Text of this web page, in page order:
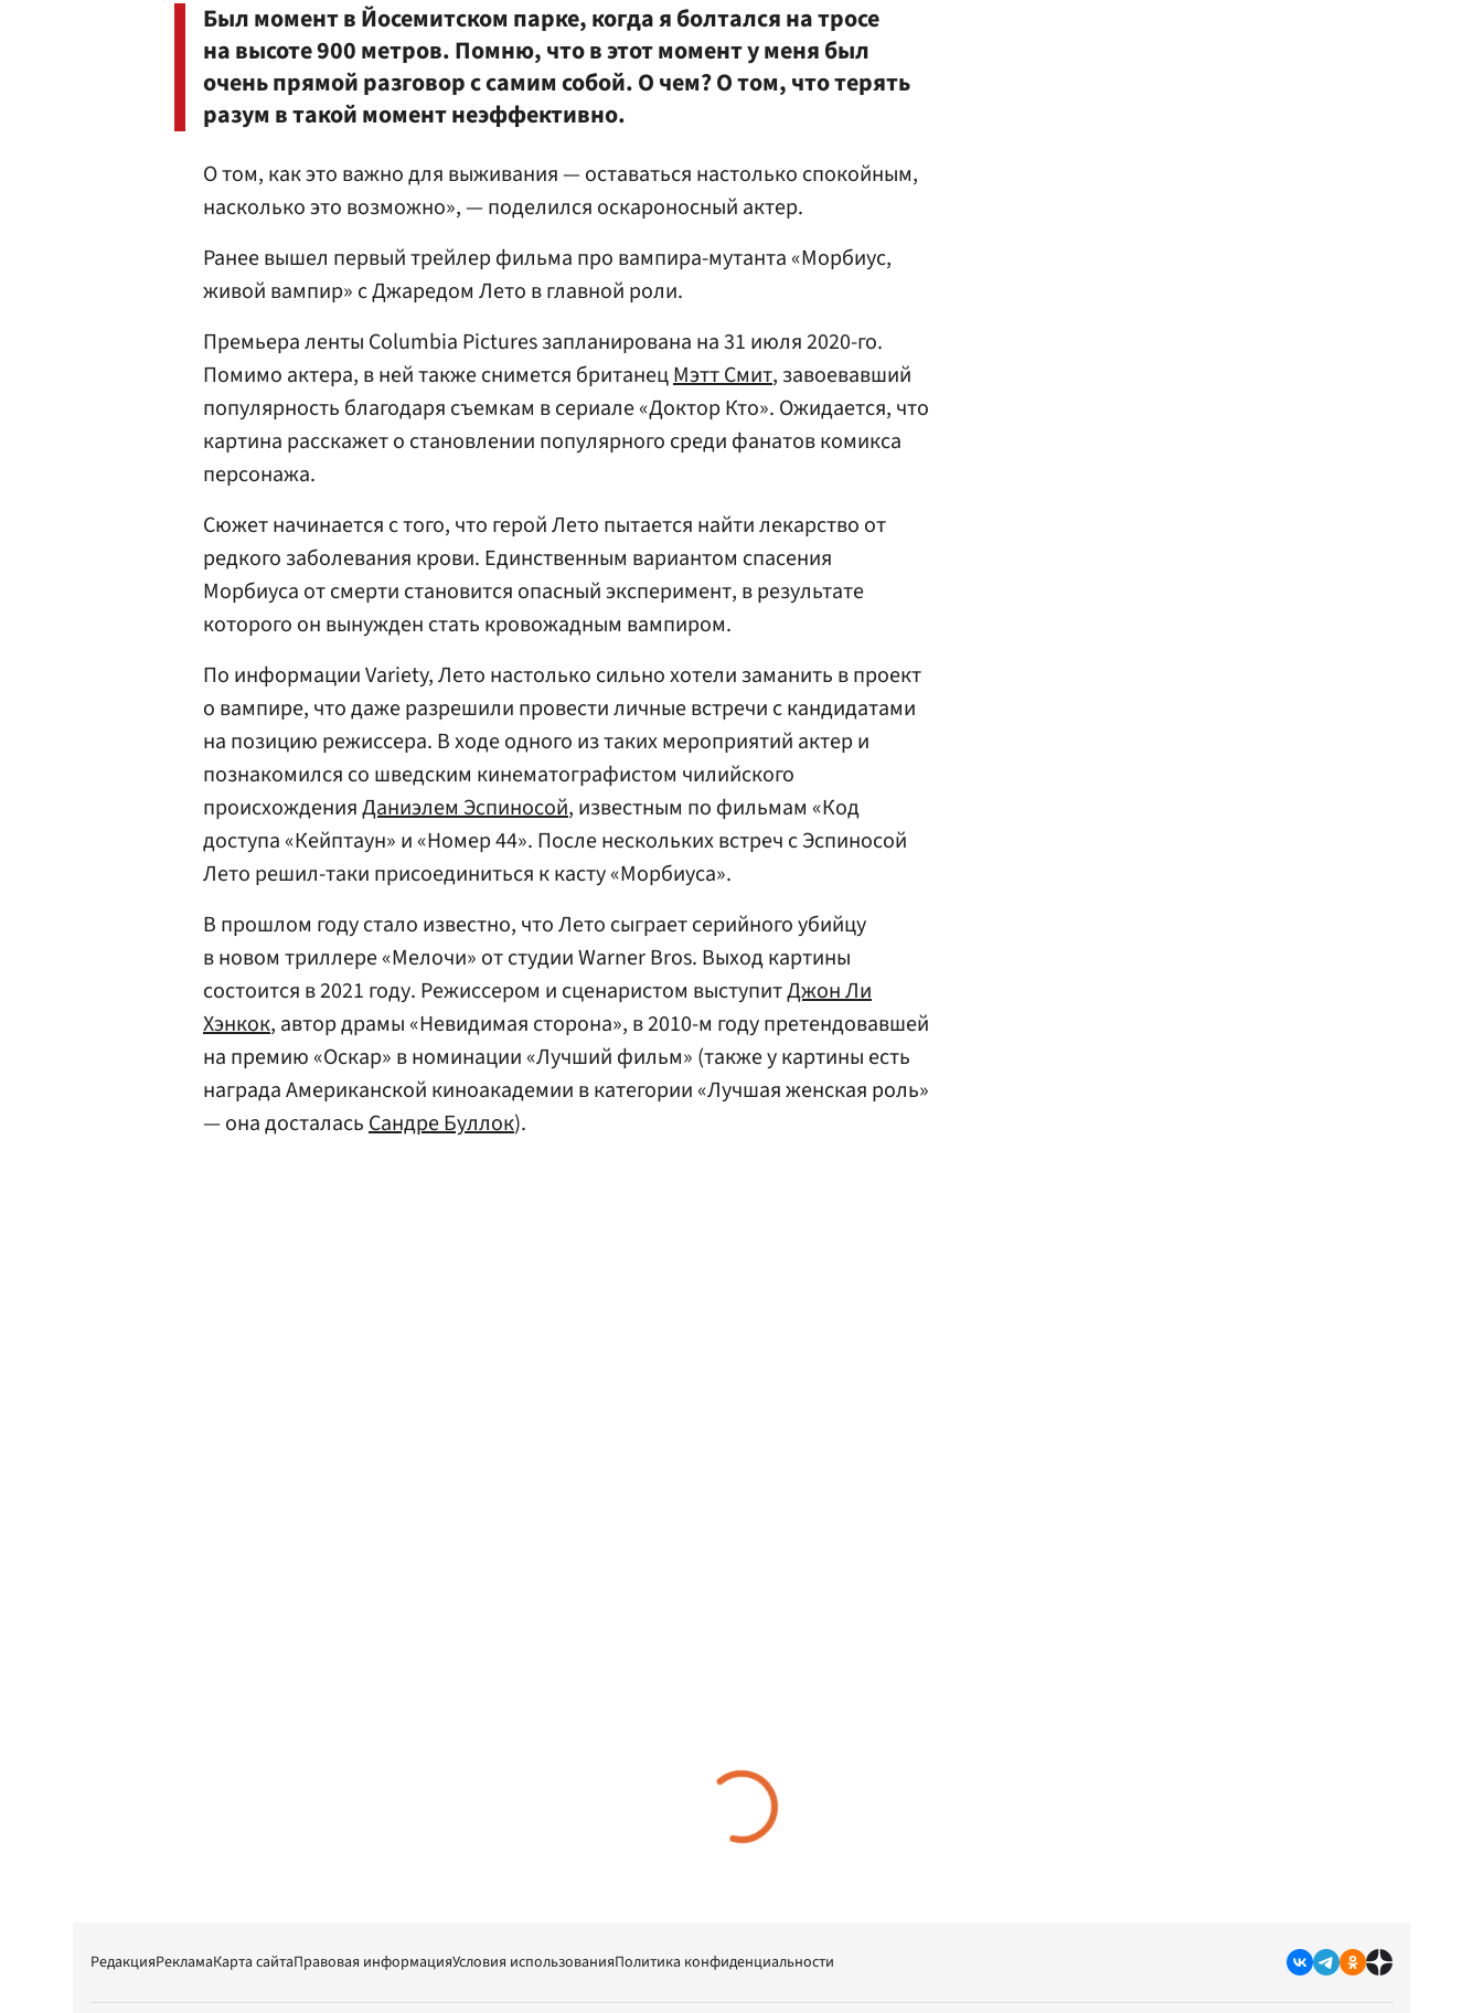
Был момент в Йосемитском парке, когда я болтался на тросе
на высоте 900 метров. Помню, что в этот момент у меня был
очень прямой разговор с самим собой. О чем? О том, что терять
разум в такой момент неэффективно.
О том, как это важно для выживания — оставаться настолько спокойным,
насколько это возможно», — поделился оскароносный актер.
Ранее вышел первый трейлер фильма про вампира-мутанта «Морбиус,
живой вампир» с Джаредом Лето в главной роли.
Премьера ленты Columbia Pictures запланирована на 31 июля 2020-го.
Помимо актера, в ней также снимется британецМэтт Смит, завоевавший
популярность благодаря съемкам в сериале «Доктор Кто». Ожидается, что
картина расскажет о становлении популярного среди фанатов комикса
персонажа.
Сюжет начинается с того, что герой Лето пытается найти лекарство от
редкого заболевания крови. Единственным вариантом спасения
Морбиуса от смерти становится опасный эксперимент, в результате
которого он вынужден стать кровожадным вампиром.
По информации Variety, Лето настолько сильно хотели заманить в проект
о вампире, что даже разрешили провести личные встречи с кандидатами
на позицию режиссера. В ходе одного из таких мероприятий актер и
познакомился со шведским кинематографистом чилийского
происхожденияДаниэлем Эспиносой, известным по фильмам «Код
доступа «Кейптаун» и «Номер 44». После нескольких встреч с Эспиносой
Лето решил-таки присоединиться к касту «Морбиуса».
В прошлом году стало известно, что Лето сыграет серийного убийцу
в новом триллере «Мелочи» от студии Warner Bros. Выход картины
состоится в 2021 году. Режиссером и сценаристом выступитДжон Ли
Хэнкок, автор драмы «Невидимая сторона», в 2010-м году претендовавшей
на премию «Оскар» в номинации «Лучший фильм» (также у картины есть
награда Американской киноакадемии в категории «Лучшая женская роль»
— она досталасьСандре Буллок).
РедакцияРекламаКарта сайтаПравовая информацияУсловия использованияПолитика конфиденциальности